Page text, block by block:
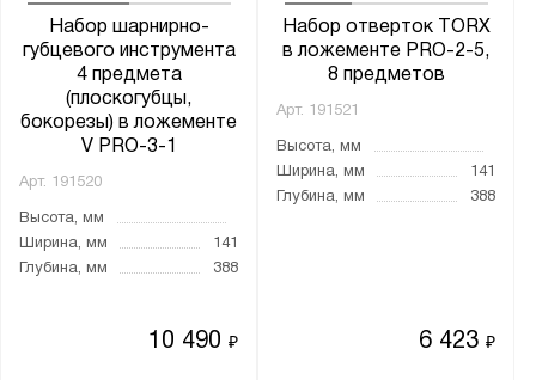
Набор шарнирно-
губцевого инструмента
4 предмета
(плоскогубцы,
бокорезы) в ложементе
V PRO-3-1
Арт. 191520
Высота, мм
Ширина, мм
141
Глубина, мм
388
10 490₽
Набор отверток TORX
в ложементе PRO-2-5,
8 предметов
Арт. 191521
Высота, мм
Ширина, мм
141
Глубина, мм
388
6 423₽